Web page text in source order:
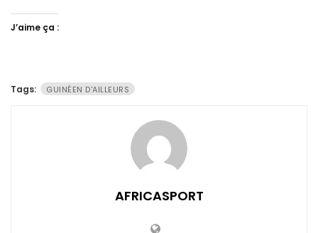
J’aime ça :
Tags: GUINÉEN D'AILLEURS
AFRICASPORT